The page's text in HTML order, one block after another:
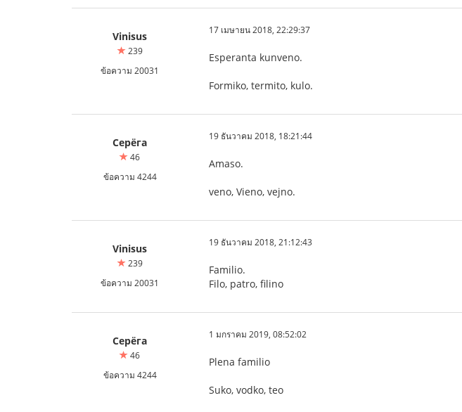
Vinisus
239
ข้อความ 20031
17 เมษายน 2018, 22:29:37
Esperanta kunveno.
Formiko, termito, kulo.
Серёга
46
ข้อความ 4244
19 ธันวาคม 2018, 18:21:44
Amaso.
veno, Vieno, vejno.
Vinisus
239
ข้อความ 20031
19 ธันวาคม 2018, 21:12:43
Familio.
Filo, patro, filino
Серёга
46
ข้อความ 4244
1 มกราคม 2019, 08:52:02
Plena familio
Suko, vodko, teo